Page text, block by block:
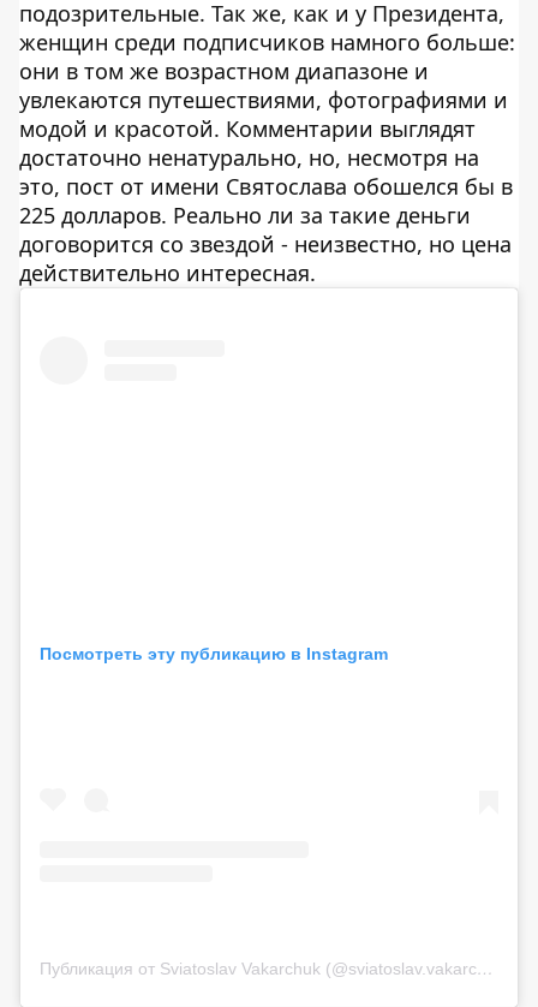
подозрительные. Так же, как и у Президента,
женщин среди подписчиков намного больше:
они в том же возрастном диапазоне и
увлекаются путешествиями, фотографиями и
модой и красотой. Комментарии выглядят
достаточно ненатурально, но, несмотря на
это, пост от имени Святослава обошелся бы в
225 долларов. Реально ли за такие деньги
договорится со звездой - неизвестно, но цена
действительно интересная.
Посмотреть эту публикацию в Instagram
Публикация от Sviatoslav Vakarchuk (@sviatoslav.vakarchuk)